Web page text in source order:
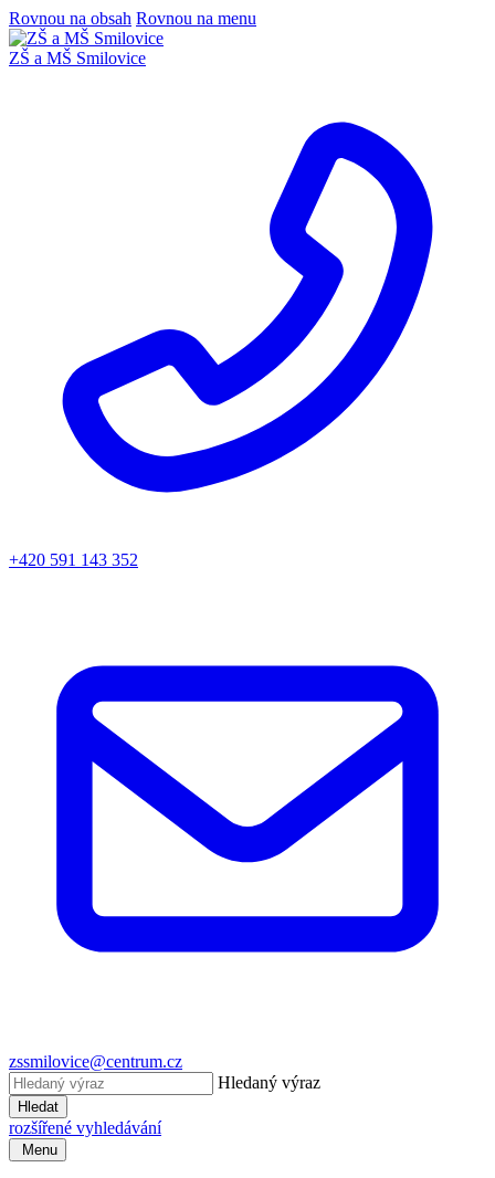
Rovnou na obsah Rovnou na menu
ZŠ a MŠ Smilovice
+420 591 143 352
zssmilovice@centrum.cz
Hledaný výraz
Hledat
rozšířené vyhledávání
Menu